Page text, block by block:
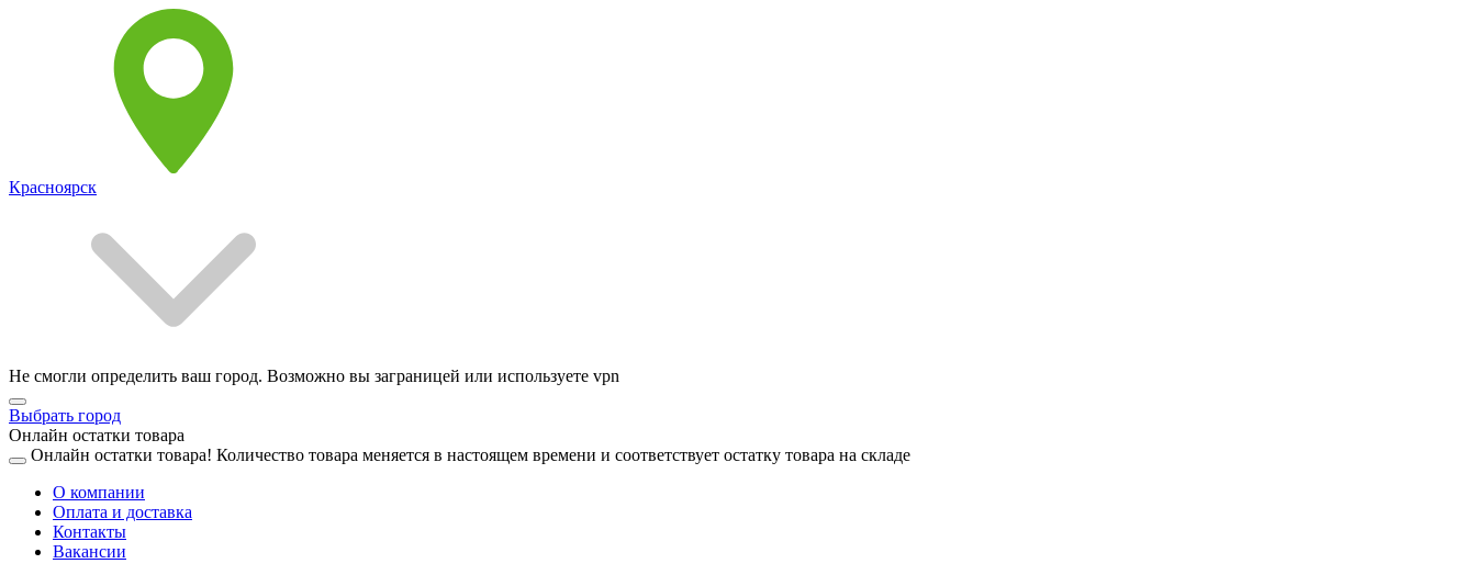
Красноярск
Не смогли определить ваш город. Возможно вы заграницей или используете vpn
Выбрать город
Онлайн остатки товара
Онлайн остатки товара! Количество товара меняется в настоящем времени и соответствует остатку товара на складе
О компании
Оплата и доставка
Контакты
Вакансии